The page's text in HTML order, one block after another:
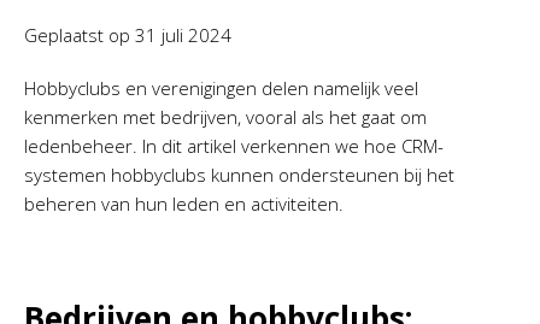
Geplaatst op 31 juli 2024
Hobbyclubs en verenigingen delen namelijk veel
kenmerken met bedrijven, vooral als het gaat om
ledenbeheer. In dit artikel verkennen we hoe CRM-
systemen hobbyclubs kunnen ondersteunen bij het
beheren van hun leden en activiteiten.